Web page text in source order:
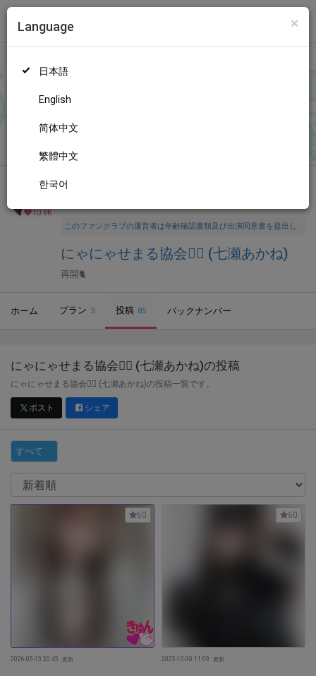
トップ
×
Language
日本語
English
简体中文
繁體中文
한국어
04人のファン
10.8K
全年齢向け
このファンクラブの運営者は年齢確認書類及び出演同意書を提出し、
にゃにゃせまる協会❤️‍🔥 (七瀬あかね)
再開🐈
ホーム プラン 3 投稿 85 バックナンバー
にゃにゃせまる協会❤️‍🔥 (七瀬あかね)の投稿
にゃにゃせまる協会❤️‍🔥 (七瀬あかね)の投稿一覧です。
ポスト シェア
すべて
2026-05-13 20:45 更新
60
2025-10-30 11:09 更新
60